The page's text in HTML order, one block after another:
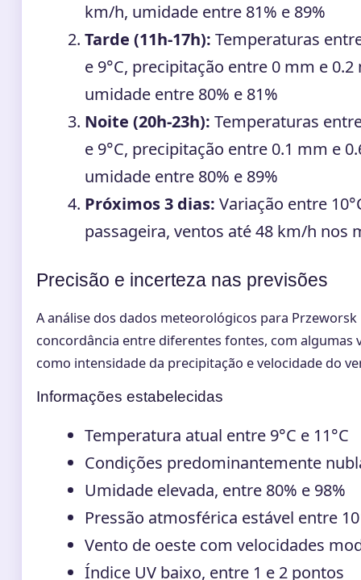
km/h, umidade entre 81% e 89%
Tarde (11h-17h): Temperaturas
e 9°C, precipitação entre 0 mm e
umidade entre 80% e 81%
Noite (20h-23h): Temperaturas
e 9°C, precipitação entre 0.1 mm e
umidade entre 80% e 89%
Próximos 3 dias: Variação entre
passageira, ventos até 48 km/h
Precisão e incerteza nas previsões
A análise dos dados meteorológicos para
concordância entre diferentes fontes, com algumas
como intensidade da precipitação e velocidade do
Informações estabelecidas
Temperatura atual entre 9°C e 11°C
Condições predominantemente
Umidade elevada, entre 80% e 98%
Pressão atmosférica estável entre
Vento de oeste com velocidades
Índice UV baixo, entre 1 e 2 pontos